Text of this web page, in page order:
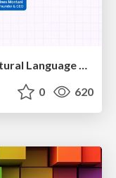
HU Berlin: Industrial-Strength Natural Language Processing with spaCy and Prodigy
0 620